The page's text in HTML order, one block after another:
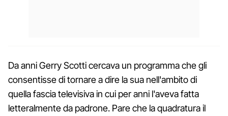
Da anni Gerry Scotti cercava un programma che gli
consentisse di tornare a dire la sua nell'ambito di
quella fascia televisiva in cui per anni l'aveva fatta
letteralmente da padrone. Pare che la quadratura il